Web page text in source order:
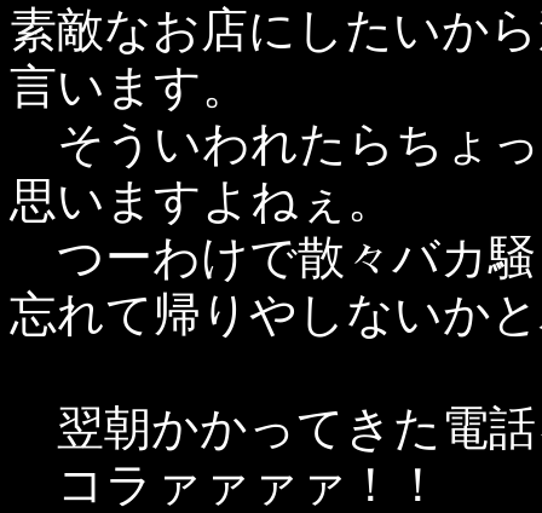
素敵なお店にしたいか
言います。
そういわれたらちょ
思いますよねぇ。
つーわけで散々バカ
忘れて帰りやしないか
翌朝かかってきた電
コラァァァァ！！